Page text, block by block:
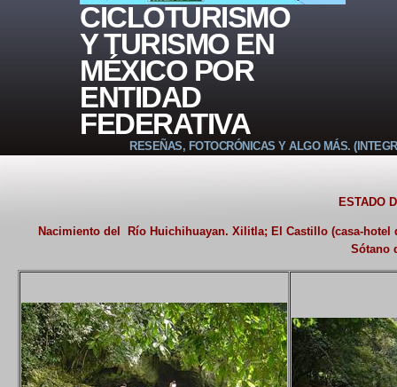
CICLOTURISMO
Y TURISMO EN
MÉXICO POR
ENTIDAD
FEDERATIVA
RESEÑAS, FOTOCRÓNICAS Y ALGO MÁS.
ESTADO
Nacimiento del Río Huichihuayan. Xilitla; El Castillo (casa-
Sótano